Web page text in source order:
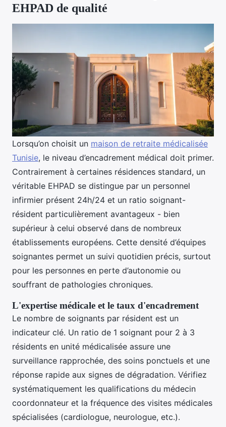
EHPAD de qualité
Lorsqu’on choisit un maison de retraite médicalisée
Tunisie, le niveau d’encadrement médical doit primer.
Contrairement à certaines résidences standard, un
véritable EHPAD se distingue par un personnel
infirmier présent 24h/24 et un ratio soignant-
résident particulièrement avantageux - bien
supérieur à celui observé dans de nombreux
établissements européens. Cette densité d’équipes
soignantes permet un suivi quotidien précis, surtout
pour les personnes en perte d’autonomie ou
souffrant de pathologies chroniques.
L'expertise médicale et le taux d'encadrement
Le nombre de soignants par résident est un
indicateur clé. Un ratio de 1 soignant pour 2 à 3
résidents en unité médicalisée assure une
surveillance rapprochée, des soins ponctuels et une
réponse rapide aux signes de dégradation. Vérifiez
systématiquement les qualifications du médecin
coordonnateur et la fréquence des visites médicales
spécialisées (cardiologue, neurologue, etc.).